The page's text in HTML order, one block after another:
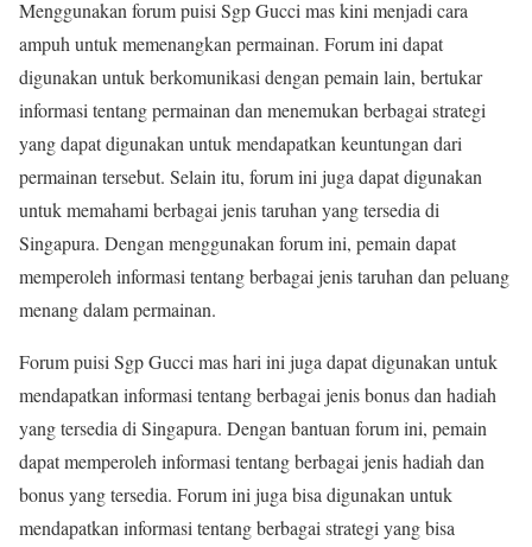
Menggunakan forum puisi Sgp Gucci mas kini menjadi cara
ampuh untuk memenangkan permainan. Forum ini dapat
digunakan untuk berkomunikasi dengan pemain lain, bertukar
informasi tentang permainan dan menemukan berbagai strategi
yang dapat digunakan untuk mendapatkan keuntungan dari
permainan tersebut. Selain itu, forum ini juga dapat digunakan
untuk memahami berbagai jenis taruhan yang tersedia di
Singapura. Dengan menggunakan forum ini, pemain dapat
memperoleh informasi tentang berbagai jenis taruhan dan peluang
menang dalam permainan.
Forum puisi Sgp Gucci mas hari ini juga dapat digunakan untuk
mendapatkan informasi tentang berbagai jenis bonus dan hadiah
yang tersedia di Singapura. Dengan bantuan forum ini, pemain
dapat memperoleh informasi tentang berbagai jenis hadiah dan
bonus yang tersedia. Forum ini juga bisa digunakan untuk
mendapatkan informasi tentang berbagai strategi yang bisa